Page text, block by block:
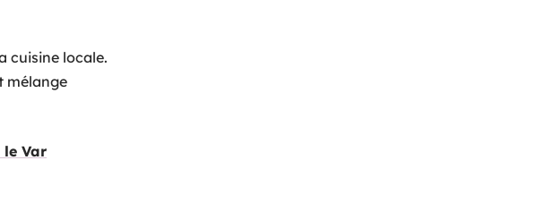
cuisine locale.
mélange
Var